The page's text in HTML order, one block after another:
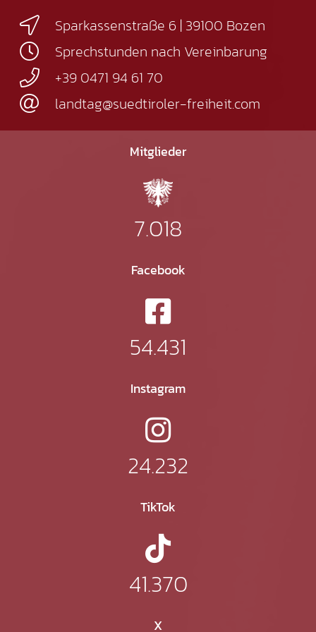
Sparkassenstraße 6 | 39100 Bozen
Sprechstunden nach Vereinbarung
+39 0471 94 61 70
landtag@suedtiroler-freiheit.com
Mitglieder
7.018
Facebook
54.431
Instagram
24.232
TikTok
41.370
X